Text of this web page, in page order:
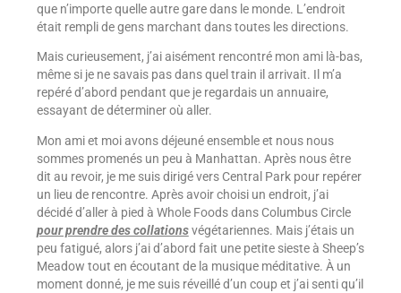
que n’importe quelle autre gare dans le monde. L’endroit
était rempli de gens marchant dans toutes les directions.
Mais curieusement, j’ai aisément rencontré mon ami là-bas,
même si je ne savais pas dans quel train il arrivait. Il m’a
repéré d’abord pendant que je regardais un annuaire,
essayant de déterminer où aller.
Mon ami et moi avons déjeuné ensemble et nous nous
sommes promenés un peu à Manhattan. Après nous être
dit au revoir, je me suis dirigé vers Central Park pour repérer
un lieu de rencontre. Après avoir choisi un endroit, j’ai
décidé d’aller à pied à Whole Foods dans Columbus Circle
pour prendre des collationsvégétariennes. Mais j’étais un
peu fatigué, alors j’ai d’abord fait une petite sieste à Sheep’s
Meadow tout en écoutant de la musique méditative. À un
moment donné, je me suis réveillé d’un coup et j’ai senti qu’il